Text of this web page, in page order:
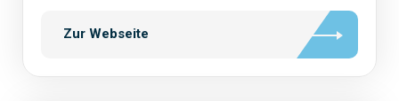
Zur Webseite